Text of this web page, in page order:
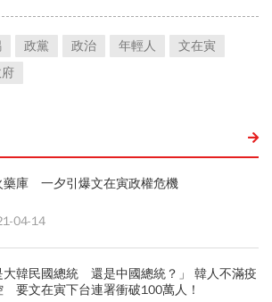
政黨 政治 年輕人
文在寅
藥庫 一夕引爆文在寅政權危機
04-14
大韓民國總統 還是中國總統？」 韓人不滿疫
要文在寅下台連署衝破100萬人！